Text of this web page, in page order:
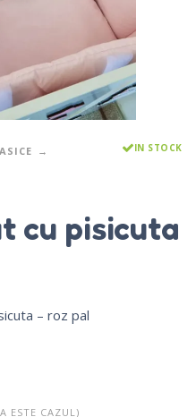
IN STOCK
cu pisicuta
– roz pal
ESTE CAZUL)